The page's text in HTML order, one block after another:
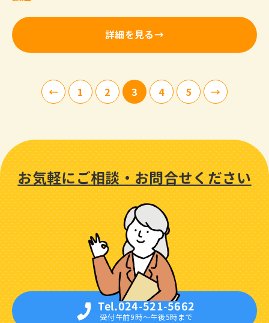
詳細を見る
1 2 3 4 5
お気軽にご相談・お問合せください
Tel.024-521-5662
受付午前9時〜午後5時まで